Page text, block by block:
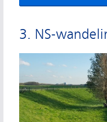
3. NS-